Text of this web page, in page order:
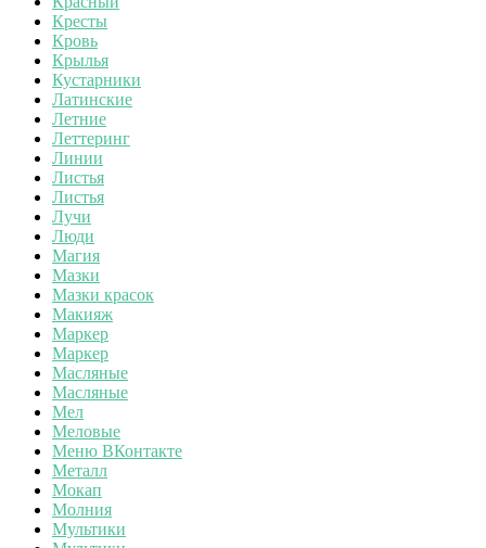
Кресты
Кровь
Крылья
Кустарники
Латинские
Летние
Леттеринг
Линии
Листья
Листья
Лучи
Люди
Магия
Мазки
Мазки красок
Макияж
Маркер
Маркер
Масляные
Масляные
Мел
Меловые
Меню ВКонтакте
Металл
Мокап
Молния
Мультики